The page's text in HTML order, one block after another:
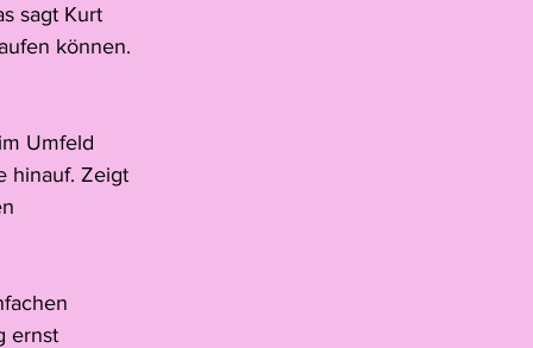
sagt Kurt
können.
Umfeld
hinauf. Zeigt
ernst